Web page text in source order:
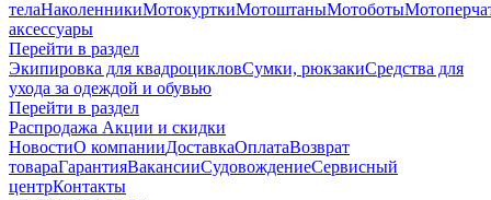
телаНаколенникиМотокурткиМотоштаныМотоботы
аксессуары
Перейти в раздел
Экипировка для квадроцикловСумки, рюкзакиСредства для
ухода за одеждой и обувью
Перейти в раздел
Распродажа Акции и скидки
НовостиО компанииДоставкаОплатаВозврат
товараГарантияВакансииСудовождениеСервисный
центрКонтакты